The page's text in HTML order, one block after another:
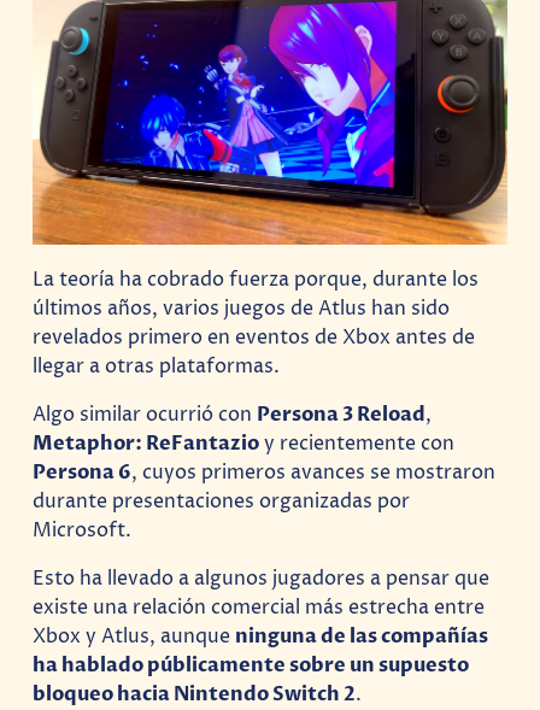
La teoría ha cobrado fuerza porque, durante los
últimos años, varios juegos de Atlus han sido
revelados primero en eventos de Xbox antes de
llegar a otras plataformas.
Algo similar ocurrió con Persona 3 Reload,
Metaphor: ReFantazioy recientemente con
Persona 6, cuyos primeros avances se mostraron
durante presentaciones organizadas por
Microsoft.
Esto ha llevado a algunos jugadores a pensar que
existe una relación comercial más estrecha entre
Xbox y Atlus, aunque ninguna de las compañías
ha hablado públicamente sobre un supuesto
bloqueo hacia Nintendo Switch 2.